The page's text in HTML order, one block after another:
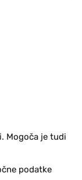
Mogoča je tudi
podatke